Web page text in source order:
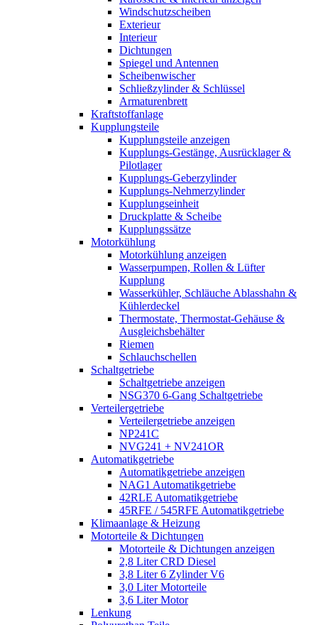
Windschutzscheiben
Exterieur
Interieur
Dichtungen
Spiegel und Antennen
Scheibenwischer
Schließzylinder & Schlüssel
Armaturenbrett
Kraftstoffanlage
Kupplungsteile
Kupplungsteile anzeigen
Kupplungs-Gestänge, Ausrücklager &
Pilotlager
Kupplungs-Geberzylinder
Kupplungs-Nehmerzylinder
Kupplungseinheit
Druckplatte & Scheibe
Kupplungssätze
Motorkühlung
Motorkühlung anzeigen
Wasserpumpen, Rollen & Lüfter
Kupplung
Wasserkühler, Schläuche Ablasshahn &
Kühlerdeckel
Thermostate, Thermostat-Gehäuse &
Ausgleichsbehälter
Riemen
Schlauchschellen
Schaltgetriebe
Schaltgetriebe anzeigen
NSG370 6-Gang Schaltgetriebe
Verteilergetriebe
Verteilergetriebe anzeigen
NP241C
NVG241 + NV241OR
Automatikgetriebe
Automatikgetriebe anzeigen
NAG1 Automatikgetriebe
42RLE Automatikgetriebe
45RFE / 545RFE Automatikgetriebe
Klimaanlage & Heizung
Motorteile & Dichtungen
Motorteile & Dichtungen anzeigen
2,8 Liter CRD Diesel
3,8 Liter 6 Zylinder V6
3,0 Liter Motorteile
3,6 Liter Motor
Lenkung